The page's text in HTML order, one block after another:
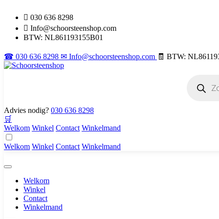
030 636 8298
Info@schoorsteenshop.com
BTW: NL861193155B01
☎ 030 636 8298 ✉ Info@schoorsteenshop.com 🧾 BTW:
zoeken
Advies nodig? 030 636 8298
🛒
Welkom Winkel Contact Winkelmand
Welkom Winkel Contact Winkelmand
Welkom
Winkel
Contact
Winkelmand